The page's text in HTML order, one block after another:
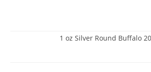
1 oz Silver Round Buffalo